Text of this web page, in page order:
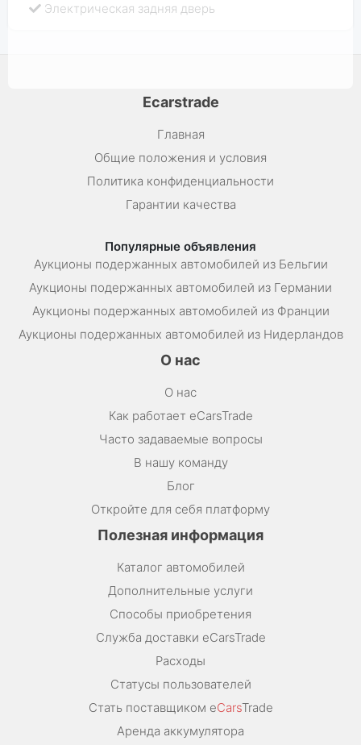
Электрическая задняя дверь
Ecarstrade
Главная
Общие положения и условия
Политика конфиденциальности
Гарантии качества
Популярные объявления
Аукционы подержанных автомобилей из Бельгии
Аукционы подержанных автомобилей из Германии
Аукционы подержанных автомобилей из Франции
Аукционы подержанных автомобилей из Нидерландов
О нас
О нас
Как работает eCarsTrade
Часто задаваемые вопросы
В нашу команду
Блог
Откройте для себя платформу
Полезная информация
Каталог автомобилей
Дополнительные услуги
Способы приобретения
Служба доставки eCarsTrade
Расходы
Статусы пользователей
Стать поставщиком eCarsTrade
Аренда аккумулятора